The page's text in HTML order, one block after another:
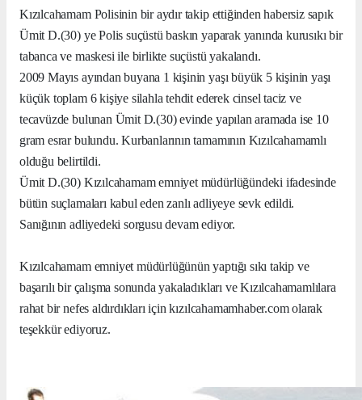
Kızılcahamam Polisinin bir aydır takip ettiğinden habersiz sapık
Ümit D.(30) ye Polis suçüstü baskın yaparak yanında kurusıkı bir
tabanca ve maskesi ile birlikte suçüstü yakalandı.
2009 Mayıs ayından buyana 1 kişinin yaşı büyük 5 kişinin yaşı
küçük toplam 6 kişiye silahla tehdit ederek cinsel taciz ve
tecavüzde bulunan Ümit D.(30) evinde yapılan aramada ise 10
gram esrar bulundu. Kurbanlarının tamamının Kızılcahamamlı
olduğu belirtildi.
Ümit D.(30) Kızılcahamam emniyet müdürlüğündeki ifadesinde
bütün suçlamaları kabul eden zanlı adliyeye sevk edildi.
Sanığının adliyedeki sorgusu devam ediyor.
Kızılcahamam emniyet müdürlüğünün yaptığı sıkı takip ve
başarılı bir çalışma sonunda yakaladıkları ve Kızılcahamamlılara
rahat bir nefes aldırdıkları için kızılcahamamhaber.com olarak
teşekkür ediyoruz.